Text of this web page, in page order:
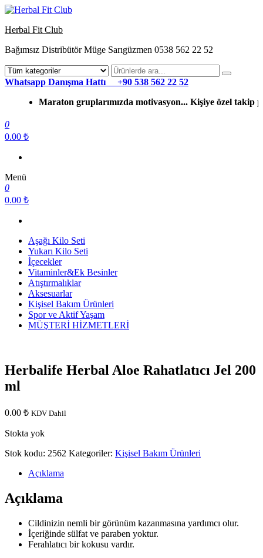
Herbal Fit Club
Bağımsız Distribütör Müge Sarıgüzmen 0538 562 22 52
Whatsapp Danışma Hattı +90 538 562 22 52
Maraton gruplarımızda motivasyon... Kişiye özel takip
0
0.00 ₺
Menü
0
0.00 ₺
Aşağı Kilo Seti
Yukarı Kilo Seti
İçecekler
Vitaminler&Ek Besinler
Atıştırmalıklar
Aksesuarlar
Kişisel Bakım Ürünleri
Spor ve Aktif Yaşam
MÜŞTERİ HİZMETLERİ
Herbalife Herbal Aloe Rahatlatıcı Jel 200
ml
0.00 ₺ KDV Dahil
Stokta yok
Stok kodu: 2562 Kategoriler: Kişisel Bakım Ürünleri
Açıklama
Açıklama
Cildinizin nemli bir görünüm kazanmasına yardımcı olur.
İçeriğinde sülfat ve paraben yoktur.
Ferahlatıcı bir kokusu vardır.